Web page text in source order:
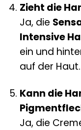
Zieht die
Ja, die
Intensive
ein und
auf der Haut.
Kann die
Ja, die